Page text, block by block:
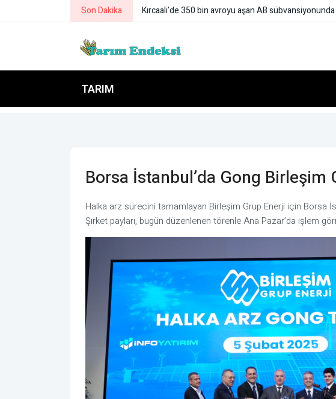
Son Dakika DCT Trading'ten buğday satışı
TARIM
Borsa İstanbul’da Gong Birleşim
Halka arz sürecini tamamlayan Birleşim Grup Enerji için Borsa
Şirket payları, bugün düzenlenen törenle Ana Pazar’da işlem